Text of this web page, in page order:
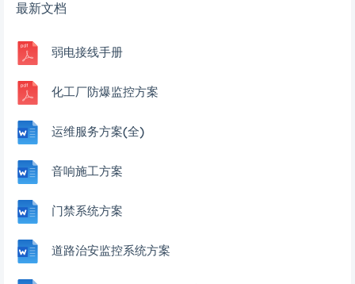
最新文档
弱电接线手册
化工厂防爆监控方案
运维服务方案(全)
音响施工方案
门禁系统方案
道路治安监控系统方案